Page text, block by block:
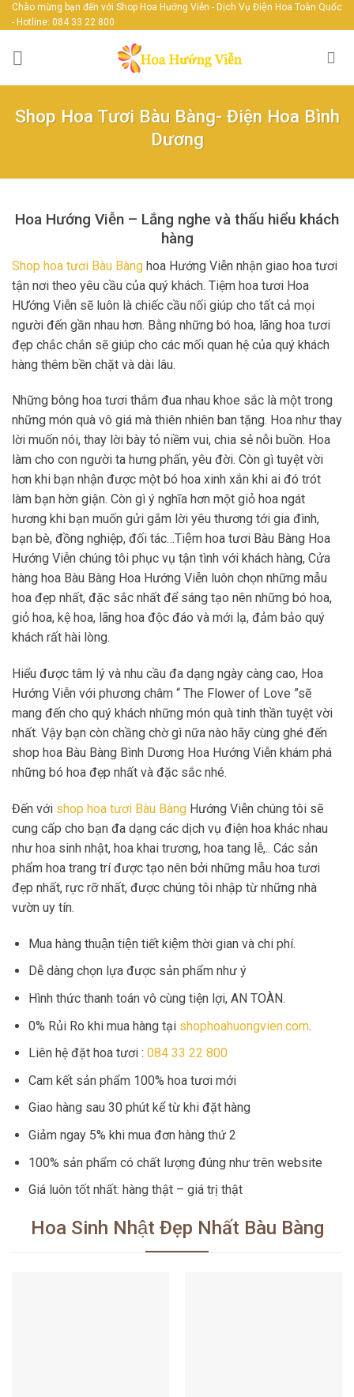
Skip
to
content
Chào mừng bạn đến với Shop Hoa Hướng Viễn - Dịch Vụ Điện Hoa Toàn Quốc
- Hotline: 084 33 22 800
Shop Hoa Tươi Bàu Bàng- Điện Hoa Bình
Dương
Hoa Hướng Viễn – Lắng nghe và thấu hiểu khách
hàng
Shop hoa tươi Bàu Bàng hoa Hướng Viễn nhận giao hoa tươi
tận nơi theo yêu cầu của quý khách. Tiệm hoa tươi Hoa
HƯớng Viễn sẽ luôn là chiếc cầu nối giúp cho tất cả mọi
người đến gần nhau hơn. Bằng những bó hoa, lãng hoa tươi
đẹp chắc chắn sẽ giúp cho các mối quan hệ của quý khách
hàng thêm bền chặt và dài lâu.
Những bông hoa tươi thắm đua nhau khoe sắc là một trong
những món quà vô giá mà thiên nhiên ban tặng. Hoa như thay
lời muốn nói, thay lời bày tỏ niềm vui, chia sẻ nỗi buồn. Hoa
làm cho con người ta hưng phấn, yêu đời. Còn gì tuyệt vời
hơn khi bạn nhận được một bó hoa xinh xắn khi ai đó trót
làm bạn hờn giận. Còn gì ý nghĩa hơn một giỏ hoa ngát
hương khi bạn muốn gửi gắm lời yêu thương tới gia đình,
bạn bè, đồng nghiệp, đối tác…Tiệm hoa tươi Bàu Bàng Hoa
Hướng Viễn chúng tôi phục vụ tận tình với khách hàng, Cửa
hàng hoa Bàu Bàng Hoa Hướng Viễn luôn chọn những mẫu
hoa đẹp nhất, đặc sắc nhất để sáng tạo nên những bó hoa,
giỏ hoa, kệ hoa, lãng hoa độc đáo và mới lạ, đảm bảo quý
khách rất hài lòng.
Hiểu được tâm lý và nhu cầu đa dạng ngày càng cao, Hoa
Hướng Viễn với phương châm “ The Flower of Love ”sẽ
mang đến cho quý khách những món quà tinh thần tuyệt vời
nhất. Vậy bạn còn chầng chờ gì nữa nào hãy cùng ghé đến
shop hoa Bàu Bàng Bình Dương Hoa Hướng Viễn khám phá
những bó hoa đẹp nhất và đặc sắc nhé.
Đến với shop hoa tươi Bàu Bàng Hướng Viễn chúng tôi sẽ
cung cấp cho bạn đa dạng các dịch vụ điện hoa khác nhau
như hoa sinh nhật, hoa khai trương, hoa tang lễ,.. Các sản
phẩm hoa trang trí được tạo nên bởi những mẫu hoa tươi
đẹp nhất, rực rỡ nhất, được chúng tôi nhập từ những nhà
vườn uy tín.
Mua hàng thuận tiện tiết kiệm thời gian và chi phí.
Dễ dàng chọn lựa được sản phẩm như ý
Hình thức thanh toán vô cùng tiện lợi, AN TOÀN.
0% Rủi Ro khi mua hàng tại shophoahuongvien.com.
Liên hệ đặt hoa tươi : 084 33 22 800
Cam kết sản phẩm 100% hoa tươi mới
Giao hàng sau 30 phút kể từ khi đặt hàng
Giảm ngay 5% khi mua đơn hàng thứ 2
100% sản phẩm có chất lượng đúng như trên website
Giá luôn tốt nhất: hàng thật – giá trị thật
Hoa Sinh Nhật Đẹp Nhất Bàu Bàng